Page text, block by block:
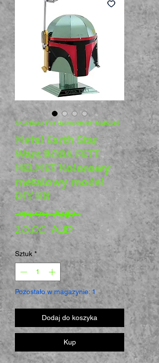
SKU: Boba Fett Helmet Item#: MMS315
Metal Earth Star
Wars BOBA FETT
HELMET Kolorowy
metalowy model
DIY Kit
39,99 AUD Regularna cena
20,00 AUD Cena Rabatowa
Sztuk *
Pozostało w magazynie: 1
Dodaj do koszyka
Kup